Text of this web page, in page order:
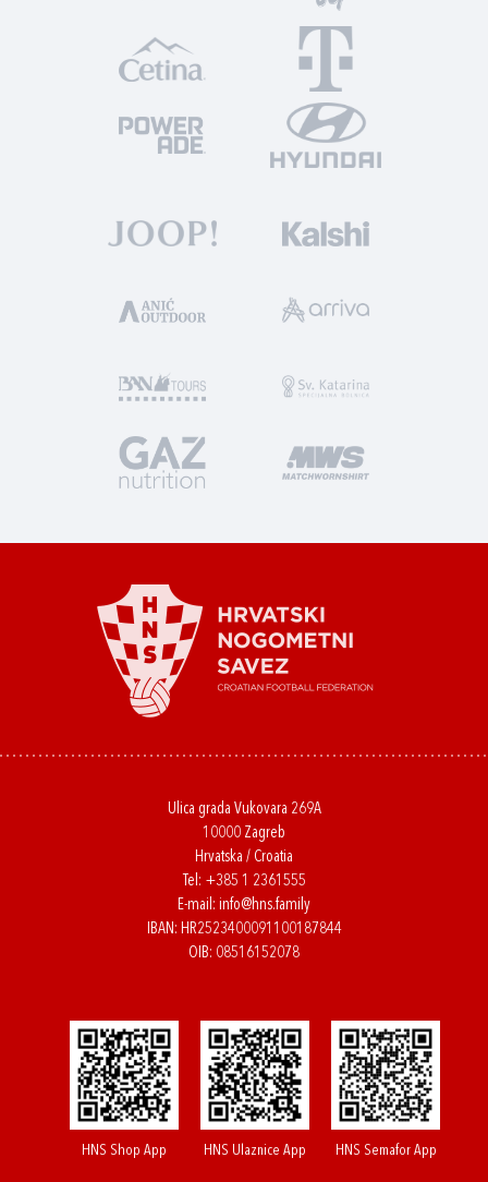
Ulica grada Vukovara 269A
10000 Zagreb
Hrvatska / Croatia
Tel: +385 1 2361555
E-mail: info@hns.family
IBAN: HR2523400091100187844
OIB: 08516152078
HNS Shop App HNS Ulaznice App HNS Semafor App